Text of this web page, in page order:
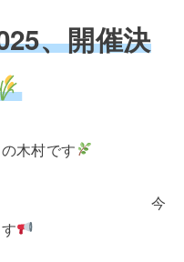
、開催決
木村です